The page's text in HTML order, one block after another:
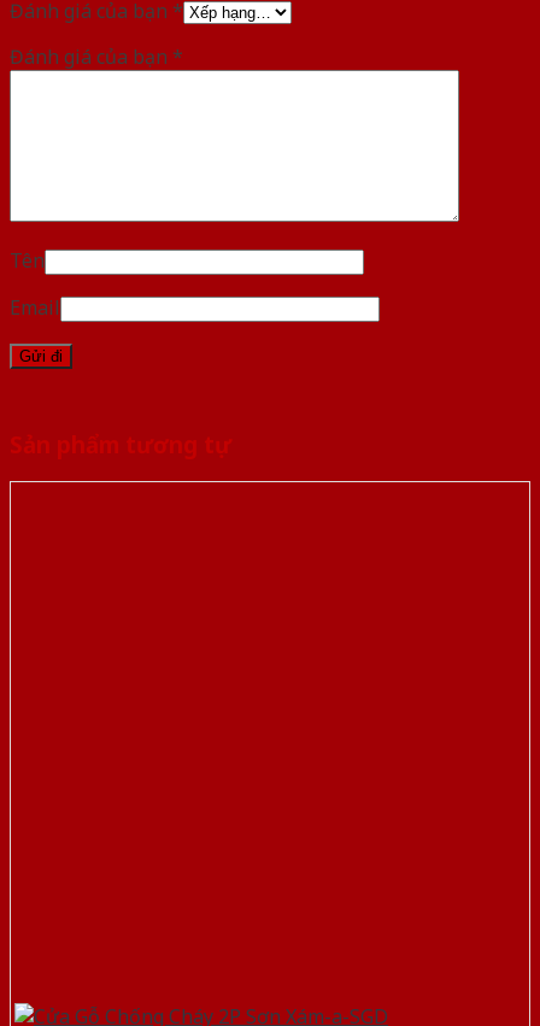
Đánh giá của bạn *
Đánh giá của bạn *
Tên
Email
Sản phẩm tương tự